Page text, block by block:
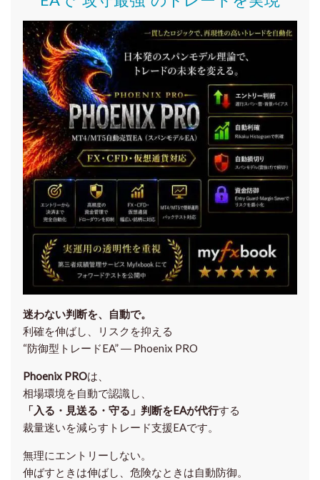
迷わない判断を、自動で。
利確を伸ばし、リスクを抑える
“防御型トレードEA” ― Phoenix PRO
Phoenix PROは、
相場環境を自動で認識し、
「入る・見送る・守る」判断をEAが代行する
裁量迷いを減らすトレード支援EAです。
無理にエントリーしない。
伸ばすときは伸ばし、危険なときは自動防御。